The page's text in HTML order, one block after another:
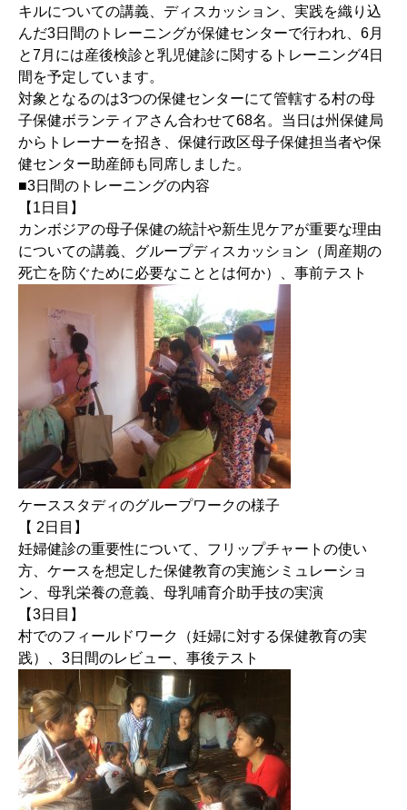
キルについての講義、ディスカッション、実践を織り込
んだ3日間のトレーニングが保健センターで行われ、6月
と7月には産後検診と乳児健診に関するトレーニング4日
間を予定しています。
対象となるのは3つの保健センターにて管轄する村の母
子保健ボランティアさん合わせて68名。当日は州保健局
からトレーナーを招き、保健行政区母子保健担当者や保
健センター助産師も同席しました。
■3日間のトレーニングの内容
【1日目】
カンボジアの母子保健の統計や新生児ケアが重要な理由
についての講義、グループディスカッション（周産期の
死亡を防ぐために必要なこととは何か）、事前テスト
ケーススタディのグループワークの様子
【 2日目】
妊婦健診の重要性について、フリップチャートの使い
方、ケースを想定した保健教育の実施シミュレーショ
ン、母乳栄養の意義、母乳哺育介助手技の実演
【3日目】
村でのフィールドワーク（妊婦に対する保健教育の実
践）、3日間のレビュー、事後テスト